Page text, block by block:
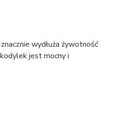
wydłuża żywotność
jest mocny i